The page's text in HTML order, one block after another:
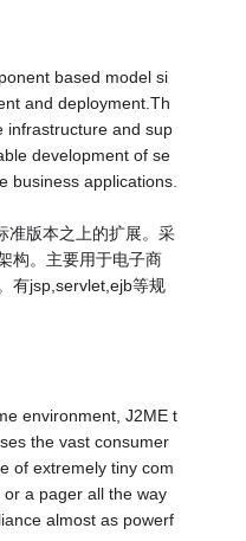
based model si
and deployment.Th
infrastructure and sup
development of se
business applications.
准版本之上的扩展。采
构。主要用于电子商
有jsp,servlet,ejb等规
environment, J2ME t
the vast consumer
of extremely tiny com
a pager all the way
almost as powerf